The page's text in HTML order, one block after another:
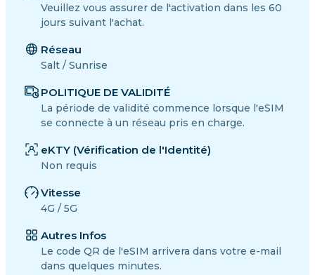
Veuillez vous assurer de l'activation dans les 60
jours suivant l'achat.
Réseau
Salt / Sunrise
POLITIQUE DE VALIDITÉ
La période de validité commence lorsque l'eSIM
se connecte à un réseau pris en charge.
eKTY (Vérification de l'Identité)
Non requis
Vitesse
4G / 5G
Autres Infos
Le code QR de l'eSIM arrivera dans votre e-mail
dans quelques minutes.